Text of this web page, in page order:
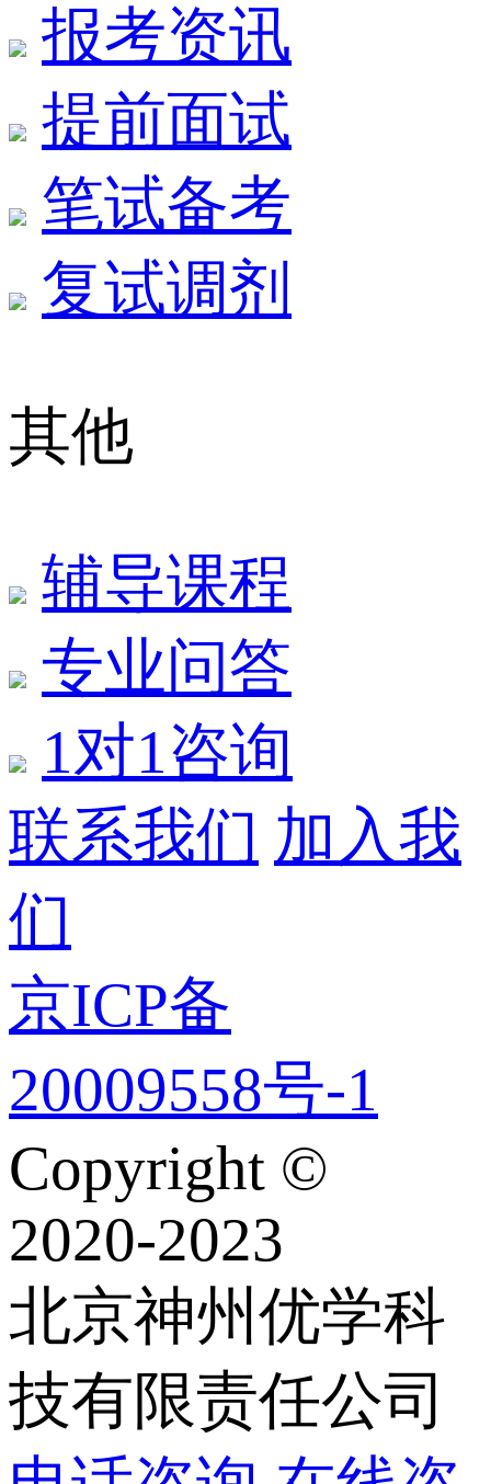
报考资讯
提前面试
笔试备考
复试调剂
其他
辅导课程
专业问答
1对1咨询
联系我们 加入我
们
京ICP备
20009558号-1
Copyright ©
2020-2023
北京神州优学科
技有限责任公司